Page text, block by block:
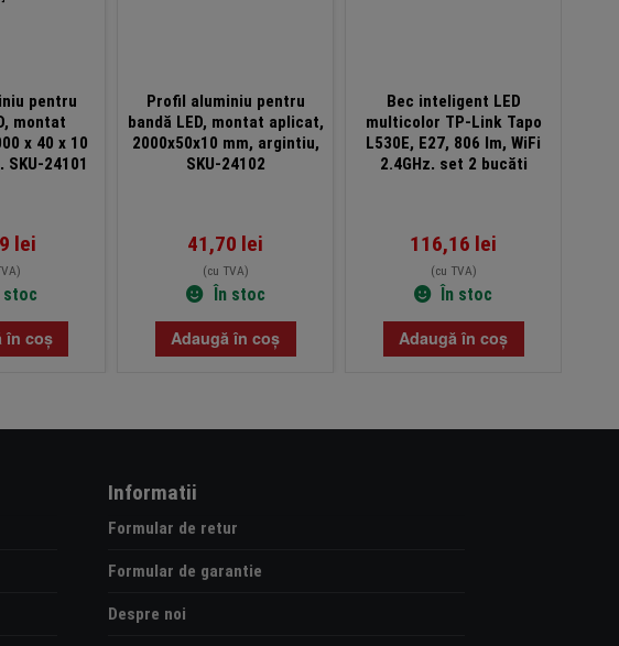
pentru
montat
x 40 x 10
24101
lei
stoc
în coș
Profil aluminiu pentru
bandă LED, montat aplicat,
2000x50x10 mm, argintiu,
SKU-24102
41,70 lei
(cu TVA)
În stoc
Adaugă în coș
Bec inteligent LED
multicolor TP-Link Tapo
L530E, E27, 806 lm, WiFi
2.4GHz, set 2 bucăți
116,16 lei
(cu TVA)
În stoc
Adaugă în coș
Informatii
Formular de retur
Formular de garantie
Despre noi